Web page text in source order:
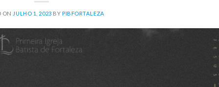
ON JULHO 1, 2023 BY PIBFORTALEZA